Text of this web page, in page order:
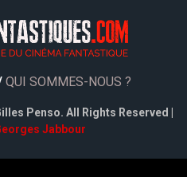
QUI SOMMES-NOUS ?
Penso. All Rights Reserved |
Jabbour